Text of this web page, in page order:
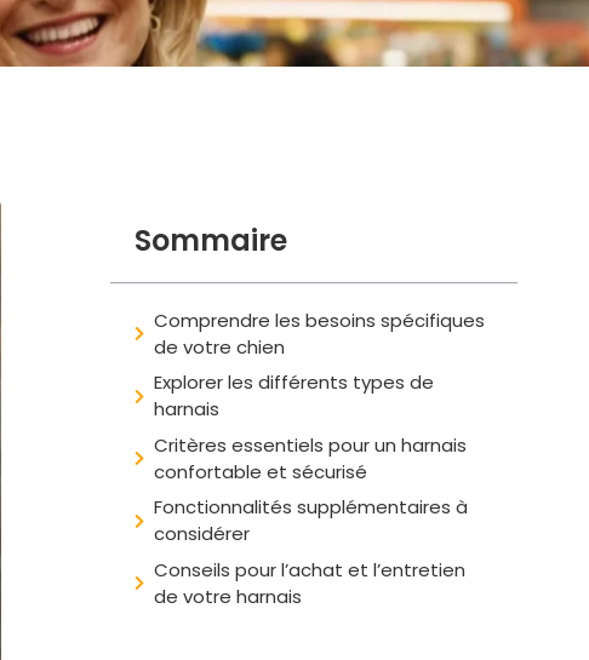
Sommaire
Comprendre les besoins spécifiques
de votre chien
Explorer les différents types de
harnais
Critères essentiels pour un harnais
confortable et sécurisé
Fonctionnalités supplémentaires à
considérer
Conseils pour l’achat et l’entretien
de votre harnais